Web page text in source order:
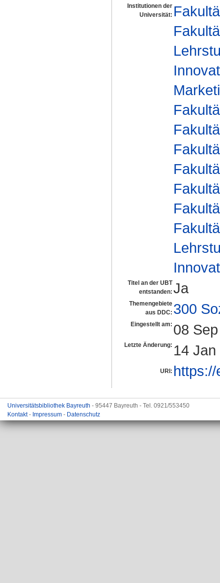
Institutionen der
Universität:
Titel an der UBT
entstanden: Ja
Themengebiete
aus DDC: 300
Eingestellt am: 08
Letzte Änderung: 14
URI:
Universitätsbibliothek Bayreuth - 95447 Bayreuth - Tel. 0921/553450
Kontakt- Impressum - Datenschutz